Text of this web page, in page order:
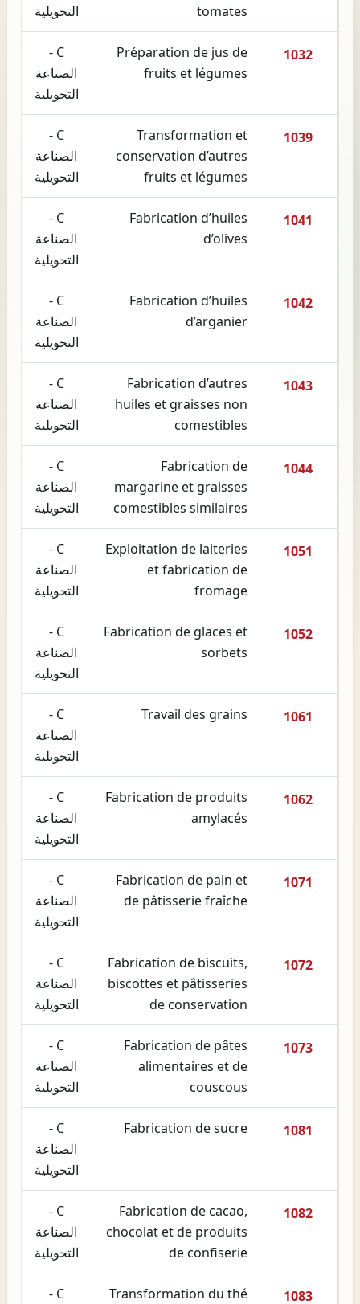
tomates
التحويلية
1032
Préparation de jus de
fruits et légumes
C -
الصناعة
التحويلية
1039
Transformation et
conservation d’autres
fruits et légumes
C -
الصناعة
التحويلية
1041
Fabrication d’huiles
d’olives
C -
الصناعة
التحويلية
1042
Fabrication d’huiles
d’arganier
C -
الصناعة
التحويلية
1043
Fabrication d’autres
huiles et graisses non
comestibles
C -
الصناعة
التحويلية
1044
Fabrication de
margarine et graisses
comestibles similaires
C -
الصناعة
التحويلية
1051
Exploitation de laiteries
et fabrication de
fromage
C -
الصناعة
التحويلية
1052
Fabrication de glaces et
sorbets
C -
الصناعة
التحويلية
1061
Travail des grains
C -
الصناعة
التحويلية
1062
Fabrication de produits
amylacés
C -
الصناعة
التحويلية
1071
Fabrication de pain et
de pâtisserie fraîche
C -
الصناعة
التحويلية
1072
Fabrication de biscuits,
biscottes et pâtisseries
de conservation
C -
الصناعة
التحويلية
1073
Fabrication de pâtes
alimentaires et de
couscous
C -
الصناعة
التحويلية
1081
Fabrication de sucre
C -
الصناعة
التحويلية
1082
Fabrication de cacao,
chocolat et de produits
de confiserie
C -
الصناعة
التحويلية
1083
Transformation du thé
C -